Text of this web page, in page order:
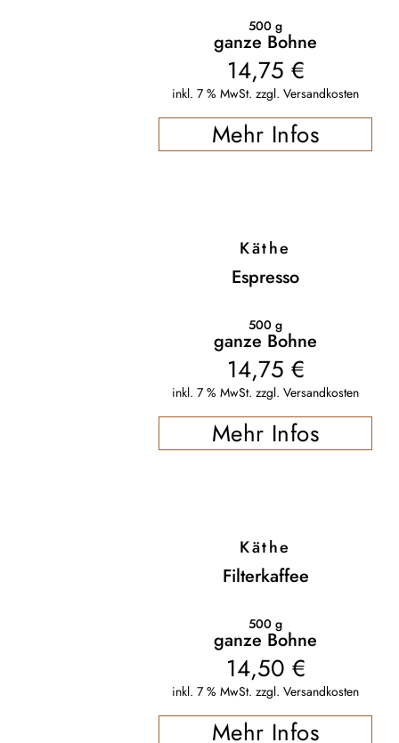
500 g
ganze Bohne
14,75 €
inkl. 7 % MwSt. zzgl. Versandkosten
Mehr Infos
Käthe
Espresso
500 g
ganze Bohne
14,75 €
inkl. 7 % MwSt. zzgl. Versandkosten
Mehr Infos
Käthe
Filterkaffee
500 g
ganze Bohne
14,50 €
inkl. 7 % MwSt. zzgl. Versandkosten
Mehr Infos